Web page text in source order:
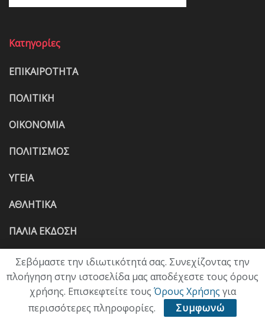
Κατηγορίες
ΕΠΙΚΑΙΡΟΤΗΤΑ
ΠΟΛΙΤΙΚΗ
ΟΙΚΟΝΟΜΙΑ
ΠΟΛΙΤΙΣΜΟΣ
ΥΓΕΙΑ
ΑΘΛΗΤΙΚΑ
ΠΑΛΙΑ ΕΚΔΟΣΗ
Σεβόμαστε την ιδιωτικότητά σας. Συνεχίζοντας την
πλοήγηση στην ιστοσελίδα μας αποδέχεστε τους όρους
χρήσης. Επισκεφτείτε τους Όρους Χρήσης για
περισσότερες πληροφορίες.
Συμφωνώ